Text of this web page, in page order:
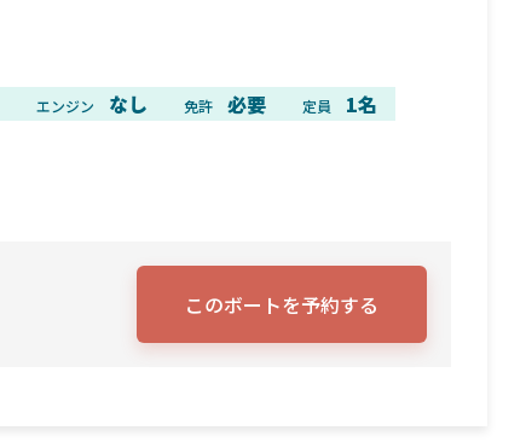
エンジン なし 免許 必要 定員 1名
このボートを予約する